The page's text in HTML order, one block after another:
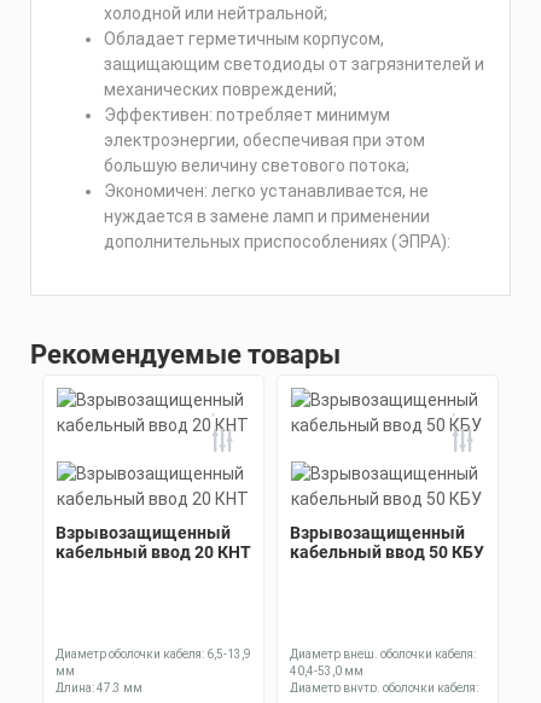
холодной или нейтральной;
Обладает герметичным корпусом,
защищающим светодиоды от загрязнителей и
механических повреждений;
Эффективен: потребляет минимум
электроэнергии, обеспечивая при этом
большую величину светового потока;
Экономичен: легко устанавливается, не
нуждается в замене ламп и применении
дополнительных приспособлениях (ЭПРА):
Рекомендуемые товары
Взрывозащищенный
кабельный ввод 20 КНТ
Диаметр оболочки кабеля: 6,5-13,9
мм
Длина: 47,3 мм
Взрывозащищенный
кабельный ввод 50 КБУ
Диаметр внеш. оболочки кабеля:
40,4-53,0 мм
Диаметр внутр. оболочки кабеля: